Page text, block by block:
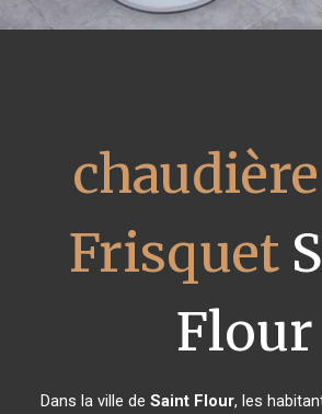
Frisquet
Flour
Dans la ville deSaint Flour, les